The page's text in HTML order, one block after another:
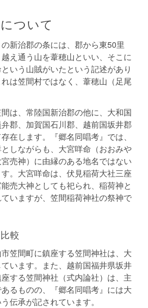
ついて
の新治郡の条には、郡から東50里
え通う山を葦穂山といい、そこに
いう山賊がいたという記述があり
は笠間村ではなく、葦穂山（足尾
は、常陸国新治郡の他に、大和国
郡、加賀国石川郡、越前国坂井郡
在します。『郷名同唱考』では、
しながらも、大宮咩命（おおみや
売神）に由縁のある地名ではない
。大宮咩命は、伏見稲荷大社三座
売大神としても祀られ、稲荷神と
いますが、笠間稲荷神社の祭神で
較
笠間町に鎮座する笠間神社は、大
います。また、越前国福井県坂井
する笠間神社（式内論社）は、主
るものの、『郷名同唱考』には大
伝承が記されています。